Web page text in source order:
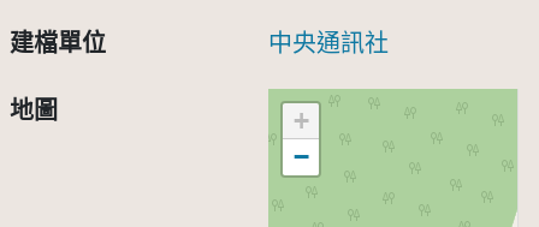
建檔單位 中央通訊社
地圖
+
−